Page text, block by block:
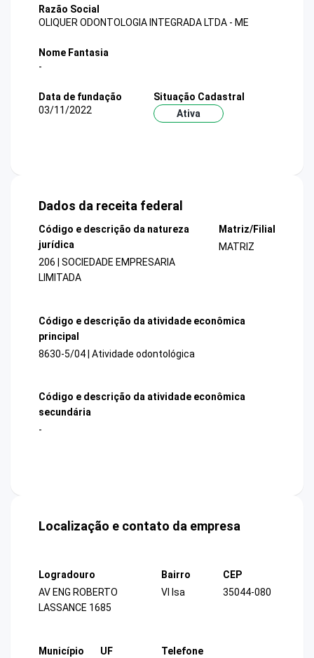
Razão Social
OLIQUER ODONTOLOGIA INTEGRADA LTDA - ME
Nome Fantasia
-
Data de fundação
03/11/2022
Situação Cadastral
Ativa
Dados da receita federal
Código e descrição da natureza
jurídica
206 | SOCIEDADE EMPRESARIA
LIMITADA
Matriz/Filial
MATRIZ
Código e descrição da atividade econômica
principal
8630-5/04 | Atividade odontológica
Código e descrição da atividade econômica
secundária
-
Localização e contato da empresa
Logradouro
AV ENG ROBERTO
LASSANCE 1685
Bairro
Vl Isa
CEP
35044-080
Município
UF
Telefone